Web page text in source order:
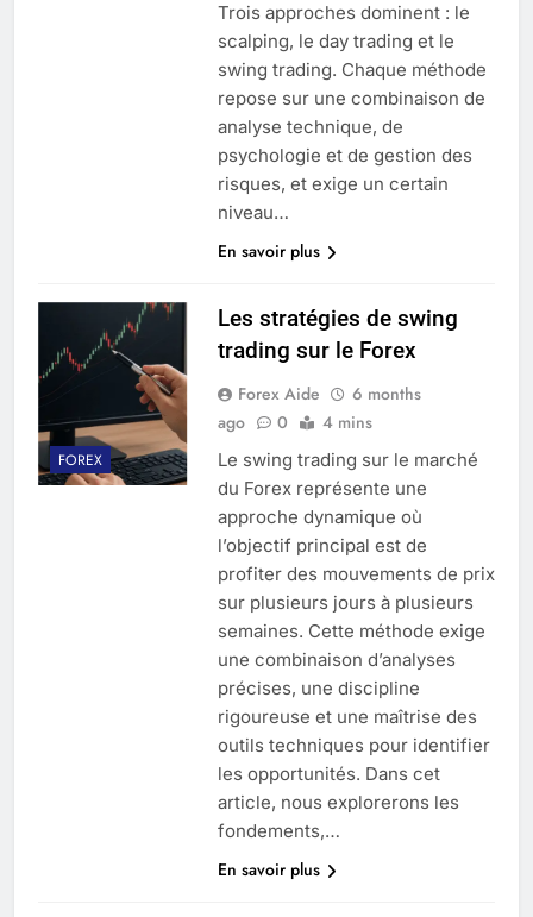
Trois approches dominent : le
scalping, le day trading et le
swing trading. Chaque méthode
repose sur une combinaison de
analyse technique, de
psychologie et de gestion des
risques, et exige un certain
niveau…
En savoir plus
FOREX
Les stratégies de swing
trading sur le Forex
Forex Aide
6 months
ago
0 4 mins
Le swing trading sur le marché
du Forex représente une
approche dynamique où
l’objectif principal est de
profiter des mouvements de prix
sur plusieurs jours à plusieurs
semaines. Cette méthode exige
une combinaison d’analyses
précises, une discipline
rigoureuse et une maîtrise des
outils techniques pour identifier
les opportunités. Dans cet
article, nous explorerons les
fondements,…
En savoir plus